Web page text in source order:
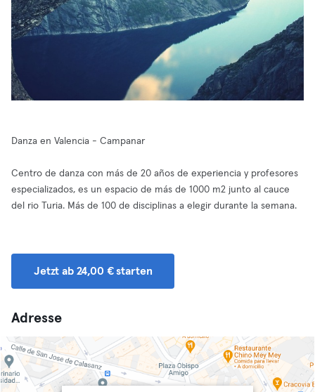
Danza en Valencia - Campanar
Centro de danza con más de 20 años de experiencia y profesores
especializados, es un espacio de más de 1000 m2 junto al cauce
del rio Turia. Más de 100 de disciplinas a elegir durante la semana.
Jetzt ab 24,00 € starten
Adresse